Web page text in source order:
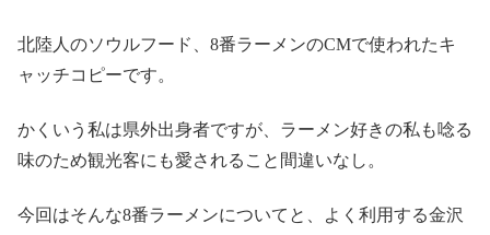
北陸人のソウルフード、8番ラーメンのCMで使われたキ
ャッチコピーです。
かくいう私は県外出身者ですが、ラーメン好きの私も唸る
味のため観光客にも愛されること間違いなし。
今回はそんな8番ラーメンについてと、よく利用する金沢